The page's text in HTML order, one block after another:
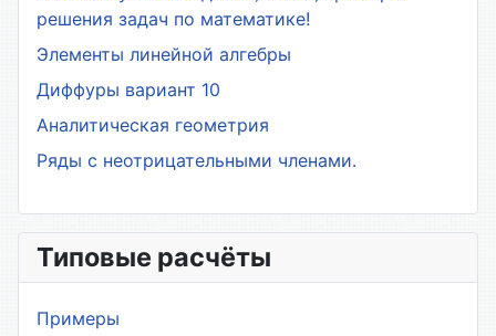
решения задач по математике!
Элементы линейной алгебры
Диффуры вариант 10
Аналитическая геометрия
Ряды с неотрицательными членами.
Типовые расчёты
Примеры